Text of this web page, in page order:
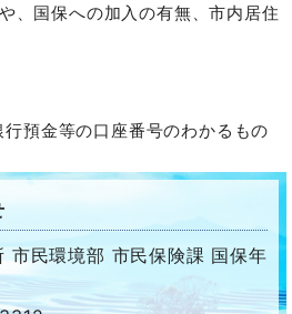
、国保への加入の有無、市内居住
預金等の口座番号のわかるもの
市民環境部 市民保険課 国保年